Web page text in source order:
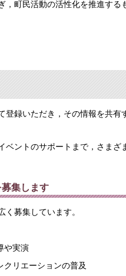
町民活動の活性化を推進する
録いただき，その情報を共有
ントのサポートまで，さまざ
集します
募集しています。
や実演
リエーションの普及